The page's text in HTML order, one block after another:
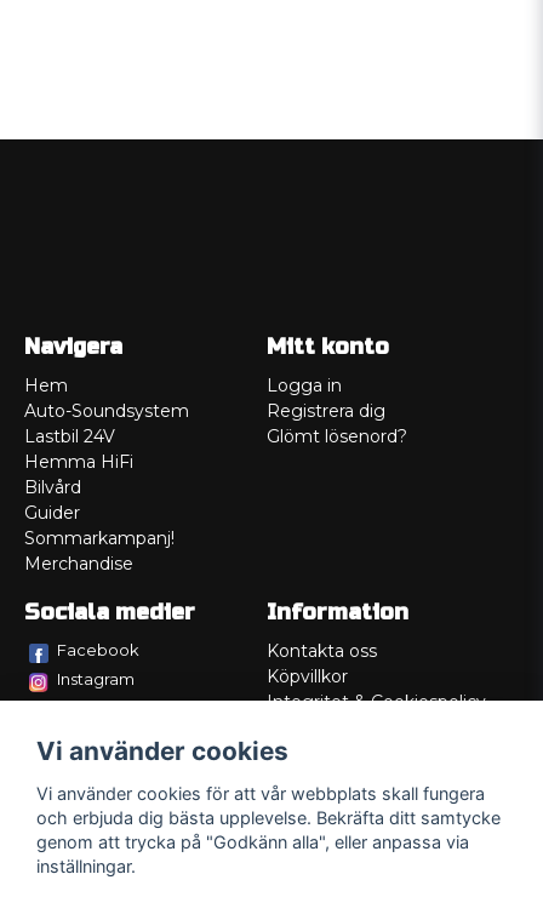
Navigera
Hem
Auto-Soundsystem
Lastbil 24V
Hemma HiFi
Bilvård
Guider
Sommarkampanj!
Merchandise
Mitt konto
Logga in
Registrera dig
Glömt lösenord?
Sociala medier
Facebook
Instagram
Information
Kontakta oss
Köpvillkor
Integritet & Cookiespolicy
Service/Garanti
Lådritning
Om oss
Vi använder cookies
Vi använder cookies för att vår webbplats skall fungera
och erbjuda dig bästa upplevelse. Bekräfta ditt samtycke
genom att trycka på "Godkänn alla", eller anpassa via
inställningar.